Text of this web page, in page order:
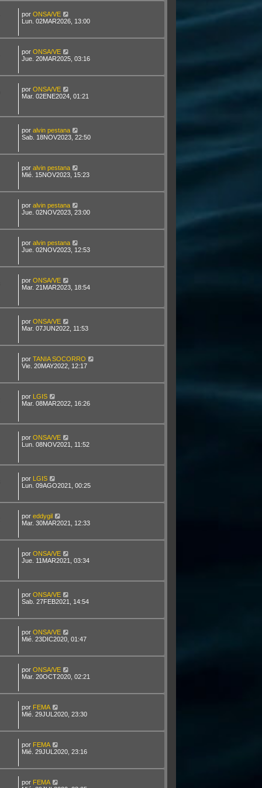
por ONSA/VE
Lun. 02MAR2026, 13:00
por ONSA/VE
Jue. 20MAR2025, 03:16
por ONSA/VE
Mar. 02ENE2024, 01:21
por alvin pestana
Sab. 18NOV2023, 22:50
por alvin pestana
Mié. 15NOV2023, 15:23
por alvin pestana
Jue. 02NOV2023, 23:00
por alvin pestana
Jue. 02NOV2023, 12:53
por ONSA/VE
Mar. 21MAR2023, 18:54
por ONSA/VE
Mar. 07JUN2022, 11:53
por TANIA SOCORRO
Vie. 20MAY2022, 12:17
por LGIS
Mar. 08MAR2022, 16:26
por ONSA/VE
Lun. 08NOV2021, 11:52
por LGIS
Lun. 09AGO2021, 00:25
por eddygil
Mar. 30MAR2021, 12:33
por ONSA/VE
Jue. 11MAR2021, 03:34
por ONSA/VE
Sab. 27FEB2021, 14:54
por ONSA/VE
Mié. 23DIC2020, 01:47
por ONSA/VE
Mar. 20OCT2020, 02:21
por FEMA
Mié. 29JUL2020, 23:30
por FEMA
Mié. 29JUL2020, 23:16
por FEMA